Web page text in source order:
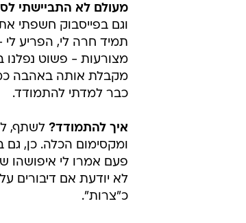
מעולם לא התביישתי
וגם בפייסבוק חשפתי
תמיד חרה לי, הפריע
מצורעות - פשוט נפלנו
מקבלת אותה באהבה
כבר למדתי להתמודד.
איך להתמודד? לשתף,
ומקסימום הכלה. כן,
פעם אמרו לי איפושהו
לא יודעת אם דיבורים
כ"צרות".